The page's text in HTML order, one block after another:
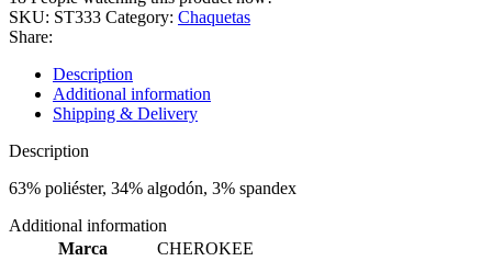
SKU: ST333 Category: Chaquetas
Share:
Description
Additional information
Shipping & Delivery
Description
63% poliéster, 34% algodón, 3% spandex
Additional information
Marca
CHEROKEE